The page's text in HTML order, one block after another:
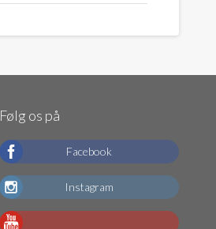
Følg os på
Facebook
Instagram